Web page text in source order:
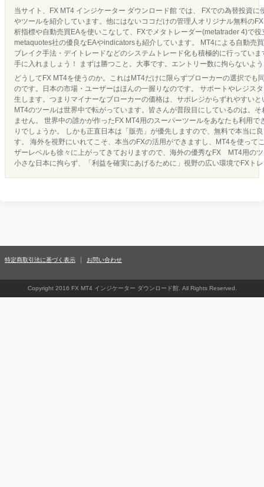
当サイト、FX MT4 インジケーター ダウンロード館 では、 FXでの為替投資
やツールを紹介しています。他にはないココだけの管理人オリジナル無料の
析指標や自動売買EAを使いこなして、FXでメタトレーダー(metatrader 4)で
metaquotes社の優良なEAやindicatorsも紹介しています。 MT4による自動売
ブレイク手法・デイトレードなどのシステムトレード化も積極的に行ってい
手に入れましょう！ まずは勝つこと。大事です。エントリー数に拘らないよ
どうしてFX MT4を使うのか。これはMT4だけに限らずブローカーの選択でも
のです。日本の市場・ユーザーはほんの一握りなのです。 サポートやレジス
生します。つまりマイナーなブローカーの価格は、サポレジからずれやすい
MT4のツールは世界中で転がっています。皆さんが普段目にしているのは。
ません。 世界中の誰かが作ったFX MT4用のスーパーツールをあなたも利用
りでしょうか。 しかも正直日本は「販売」が優先しますので、無料で本当に
す。 海外を視野にいれてこそ、本当のFXの活用ができますし、MT4を使って
ザーレベルも徐々に上がってきておりますので、海外の優秀なFX MT4用の
小さな日本に拘らず、「利益を確実にあげるために」視野の広い環境でFXト
特定商取引法に基づく表示 お問い合わせ
Copyright 2016 FX MT4 インジケーター ダウンロード館. All Rights Reserved.